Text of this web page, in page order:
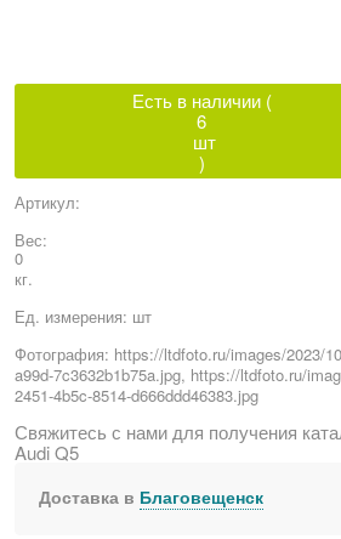
Есть в наличии (
6
шт
)
Артикул:
Вес:
0
кг.
Ед. измерения: шт
Фотография: https://ltdfoto.ru/images/2023/
a99d-7c3632b1b75a.jpg, https://ltdfoto.ru/
2451-4b5c-8514-d666ddd46383.jpg
Свяжитесь с нами для получения
Audi Q5
Доставка в Благовещенск